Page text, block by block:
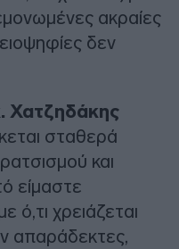
ακραίες
δεν
Χατζηδάκης
σταθερά
και
είμαστε
ό,τι χρειάζεται
απαράδεκτες,